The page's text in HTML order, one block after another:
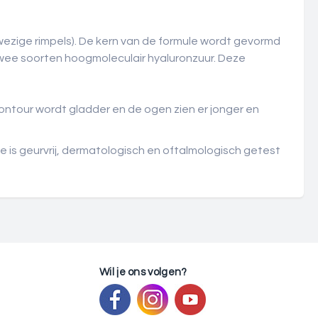
rimpels). De kern van de formule wordt gevormd
soorten hoogmoleculair hyaluronzuur. Deze
wordt gladder en de ogen zien er jonger en
is geurvrij, dermatologisch en oftalmologisch getest
Wil je ons volgen?